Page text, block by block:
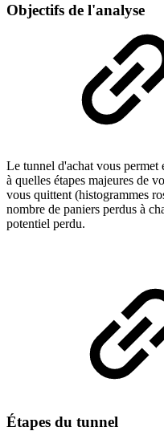
Objectifs de l'analyse
Le tunnel d'achat vous permet
à quelles étapes majeures de
vous quittent (histogrammes
nombre de paniers perdus à
potentiel perdu.
Étapes du tunnel